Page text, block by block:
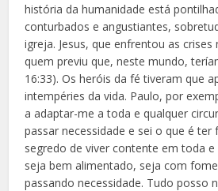
história da humanidade está
conturbados e angustiantes,
igreja. Jesus, que enfrentou as crises
quem previu que, neste mundo,
16:33). Os heróis da fé tiveram que
intempéries da vida. Paulo, por
a adaptar-me a toda e qualquer
passar necessidade e sei o que é ter
segredo de viver contente em toda
seja bem alimentado, seja com
passando necessidade. Tudo posso